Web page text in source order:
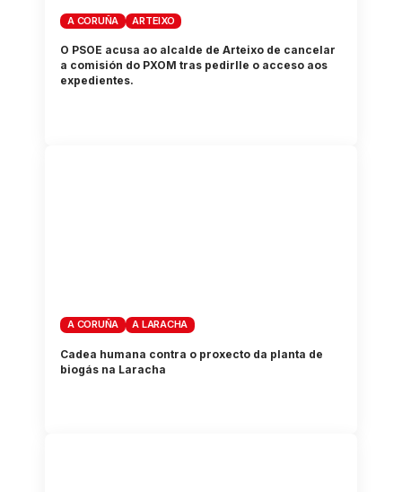
A CORUÑA ARTEIXO
O PSOE acusa ao alcalde de Arteixo de cancelar
a comisión do PXOM tras pedirlle o acceso aos
expedientes.
A CORUÑA A LARACHA
Cadea humana contra o proxecto da planta de
biogás na Laracha